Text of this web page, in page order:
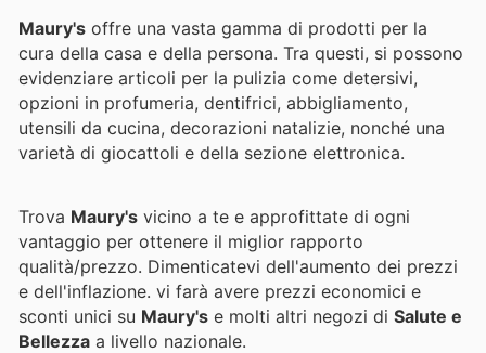
Maury's offre una vasta gamma di prodotti per la
cura della casa e della persona. Tra questi, si possono
evidenziare articoli per la pulizia come detersivi,
opzioni in profumeria, dentifrici, abbigliamento,
utensili da cucina, decorazioni natalizie, nonché una
varietà di giocattoli e della sezione elettronica.
Trova Maury's vicino a te e approfittate di ogni
vantaggio per ottenere il miglior rapporto
qualità/prezzo. Dimenticatevi dell'aumento dei prezzi
e dell'inflazione. vi farà avere prezzi economici e
sconti unici su Maury's e molti altri negozi di Salute e
Bellezza a livello nazionale.